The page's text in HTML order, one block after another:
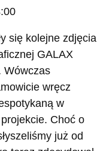
się kolejne zdjęcia
GALAX
Wówczas
wręcz
w
Choć o
już od